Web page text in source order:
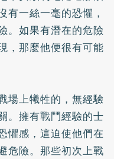
有一絲一毫的恐懼，
。如果有潛在的危險
，那麼他便很有可能
場上犧牲的，無經驗
。擁有戰鬥經驗的士
懼感，這迫使他們在
危險。那些初次上戰